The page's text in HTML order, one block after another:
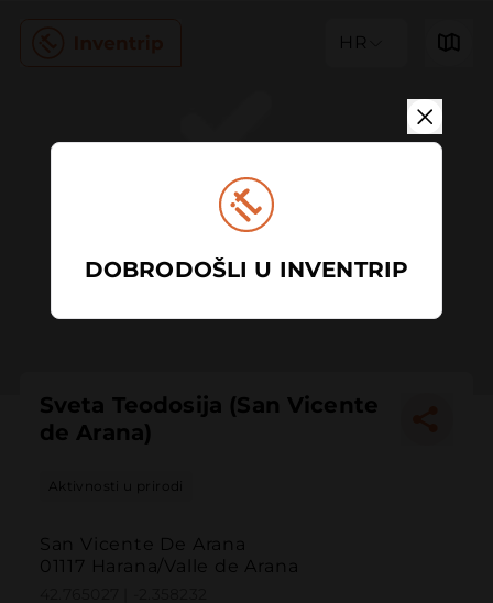
HR
Sveta Teodosija (San Vicente
de Arana)
Aktivnosti u prirodi
San Vicente De Arana
01117 Harana/Valle de Arana
DOBRODOŠLI U INVENTRIP